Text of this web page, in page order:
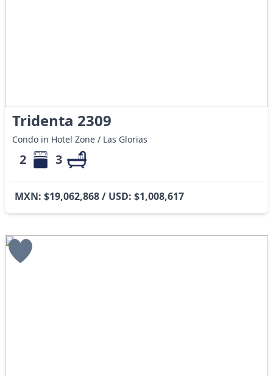
Tridenta 2309
Condo in Hotel Zone / Las Glorias
2 3
MXN: $19,062,868 / USD: $1,008,617